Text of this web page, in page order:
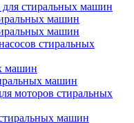
для стиральных машин
машин
машин
стиральных
машин
машин
моторов стиральных
машин